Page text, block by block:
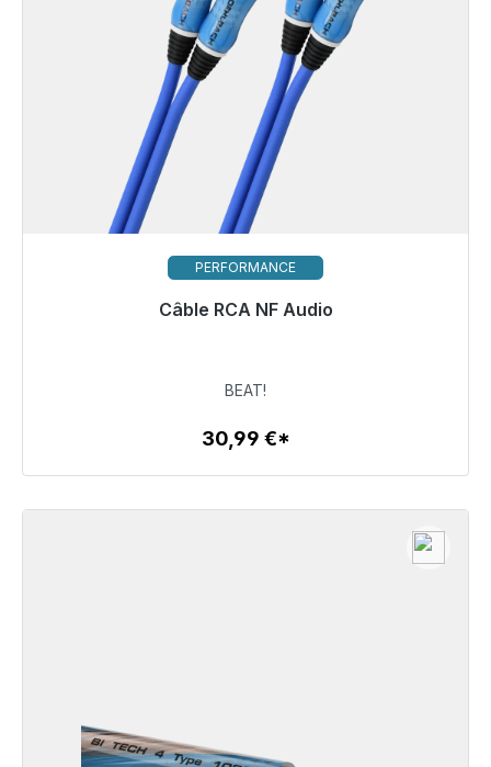
PERFORMANCE
Câble RCA NF Audio
Prêt à être expédié, délai de livraison 48h*
Détails
BEAT!
30,99 €*